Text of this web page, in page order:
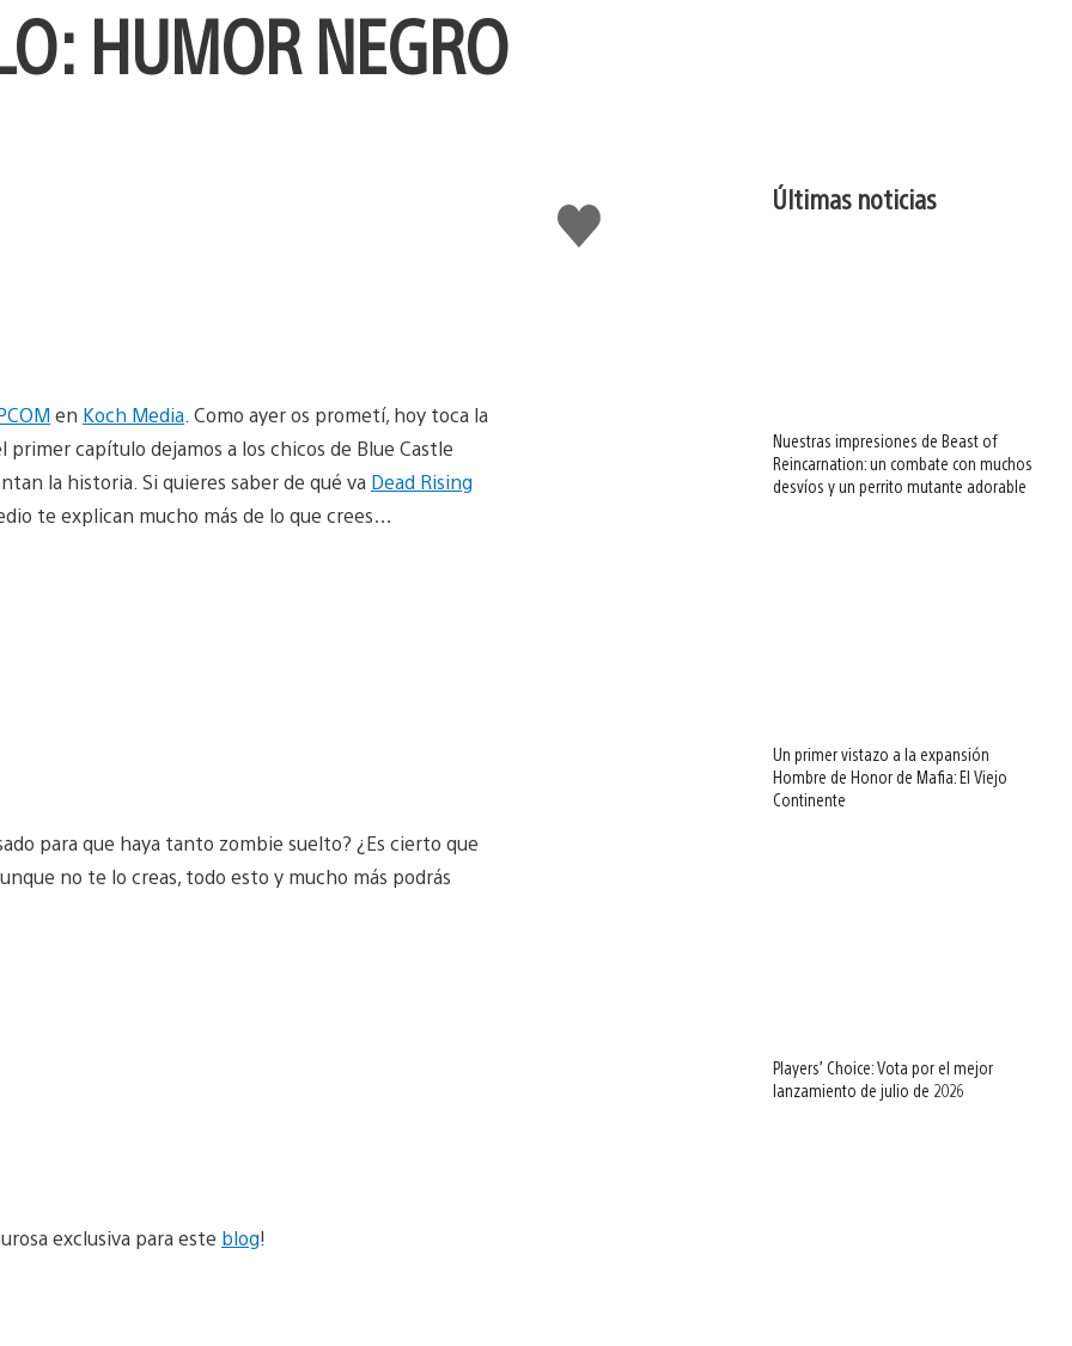
HUMOR NEGRO
Me
gusta
en Koch Media . Como ayer os prometí, hoy toca la
capítulo dejamos a los chicos de Blue Castle
la historia. Si quieres saber de qué va Dead Rising
te explican mucho más de lo que crees…
para que haya tanto zombie suelto? ¿Es cierto que
no te lo creas, todo esto y mucho más podrás
exclusiva para este blog!
Últimas noticias
Nuestras impresiones de Beast of
Reincarnation: un combate con muchos
desvíos y un perrito mutante adorable
Un primer vistazo a la expansión
Hombre de Honor de Mafia: El Viejo
Continente
Players’ Choice: Vota por el mejor
lanzamiento de julio de 2026